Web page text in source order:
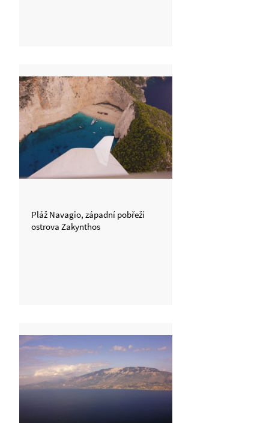
Pláž Navagio, západní pobřeží
ostrova Zakynthos